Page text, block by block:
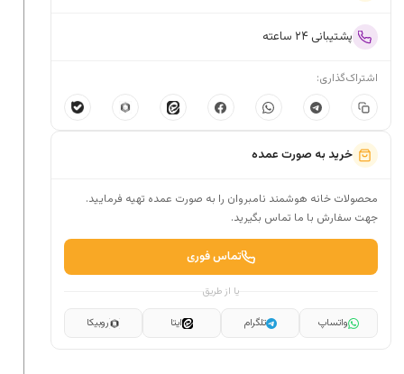
پشتیبانی ۲۴ ساعته
اشتراک‌گذاری:
خرید به صورت عمده
محصولات خانه هوشمند نامبروان را به صورت عمده تهیه فرمایید.
جهت سفارش با ما تماس بگیرید.
تماس فوری
یا از طریق
واتساپ تلگرام ایتا روبیکا